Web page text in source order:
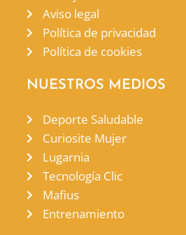
Aviso legal
Política de privacidad
Política de cookies
NUESTROS MEDIOS
Deporte Saludable
Curiosite Mujer
Lugarnia
Tecnología Clic
Mafius
Entrenamiento